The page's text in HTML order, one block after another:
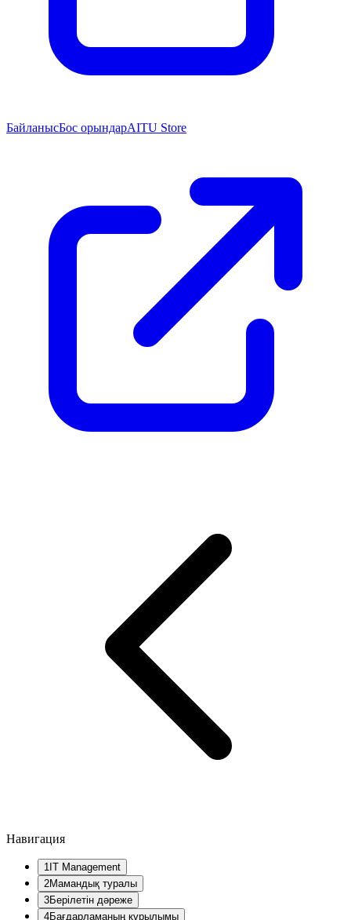
БайланысБос орындарAITU Store
Навигация
1 IT Management
2Мамандық туралы
3Берілетін дәреже
4Бағдарламаның құрылымы